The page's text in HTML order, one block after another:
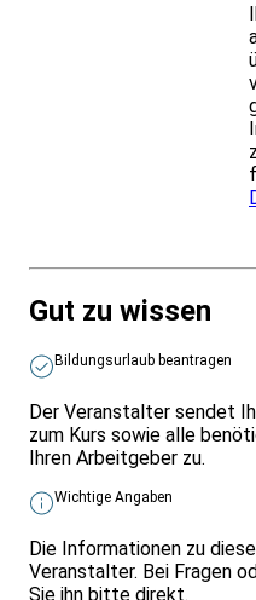
Gut zu wissen
Bildungsurlaub beantragen
Der Veranstalter sendet
zum Kurs sowie alle
Ihren Arbeitgeber zu.
Wichtige Angaben
Die Informationen zu
Veranstalter. Bei Fragen
Sie ihn bitte direkt.